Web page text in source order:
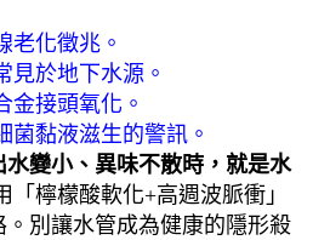
老化徵兆。
見於地下水源。
金接頭氧化。
菌黏液滋生的警訊。
變小、異味不散時，就是水
「檸檬酸軟化+高週波脈衝」
別讓水管成為健康的隱形殺